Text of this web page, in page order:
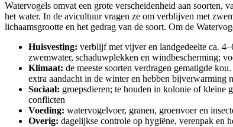
Watervogels omvat een grote verscheidenheid aan soorten,
het water. In de avicultuur vragen ze om verblijven met
lichaamsgrootte en het gedrag van de soort. Om de
Huisvesting: verblijf met vijver en landgedeelte ca.
zwemwater, schaduwplekken en windbescherming;
Klimaat: de meeste soorten verdragen gematigde
extra aandacht in de winter en hebben bijverwarming
Sociaal: groepsdieren; te houden in kolonie of kleine
conflicten
Voeding: watervogelvoer, granen, groenvoer en
Overig: dagelijkse controle op hygiëne, verenpak en